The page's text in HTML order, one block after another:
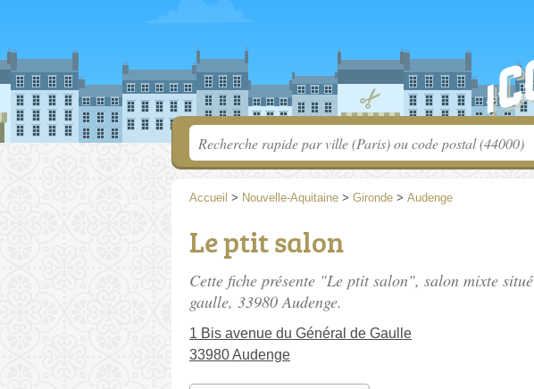
Accueil > Nouvelle-Aquitaine > Gironde > Audenge
Le ptit salon
Cette fiche présente "Le ptit salon", salon mixte situé
gaulle, 33980 Audenge.
1 Bis avenue du Général de Gaulle
33980 Audenge